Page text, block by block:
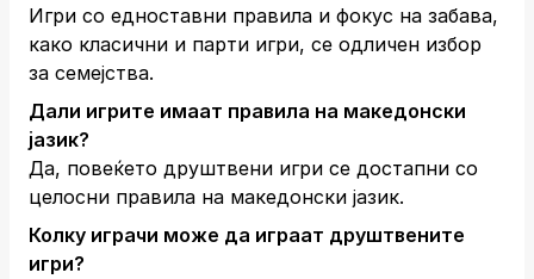
Игри со едноставни правила и фокус на забава,
како класични и парти игри, се одличен избор
за семејства.
Дали игрите имаат правила на македонски
јазик?
Да, повеќето друштвени игри се достапни со
целосни правила на македонски јазик.
Колку играчи може да играат друштвените
игри?